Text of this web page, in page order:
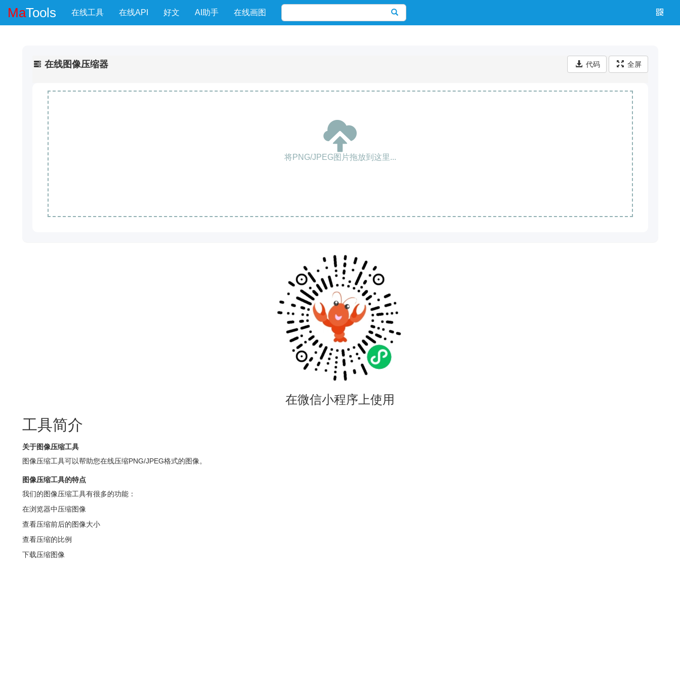
MaTools 在线工具 在线API 好文 AI助手 在线画图
在线图像压缩器 代码 全屏
将PNG/JPEG图片拖放到这里...
在微信小程序上使用
工具简介
关于图像压缩工具
图像压缩工具可以帮助您在线压缩PNG/JPEG格式的图像。
图像压缩工具的特点
我们的图像压缩工具有很多的功能：
在浏览器中压缩图像
查看压缩前后的图像大小
查看压缩的比例
下载压缩图像